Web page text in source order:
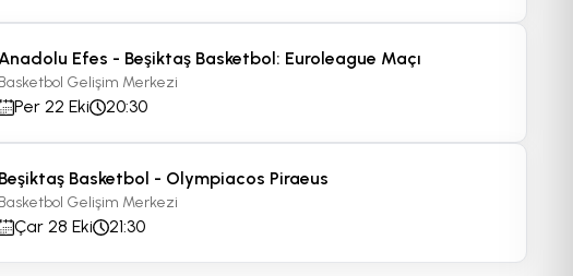
Basketbol - Legia
Şampiyonlar Ligi
Gelişim Merkezi
Eki
19:00
Fiyat;
Galatasaray Basketbol - Cibona:
Şampiyonlar Ligi
Efes - Beşiktaş Basketbol: Euroleague Maçı
Basketbol Gelişim Merkezi
Per 22 Eki 20:30
Beşiktaş Basketbol - Olympiacos Piraeus
Basketbol Gelişim Merkezi
Çar 28 Eki 21:30